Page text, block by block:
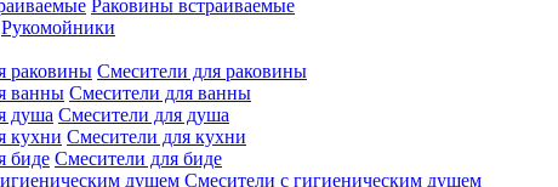
Раковины встраиваемые
Рукомойники
Смесители для раковины
Смесители для ванны
Смесители для душа
Смесители для кухни
Смесители для биде
Смесители с гигиеническим душем